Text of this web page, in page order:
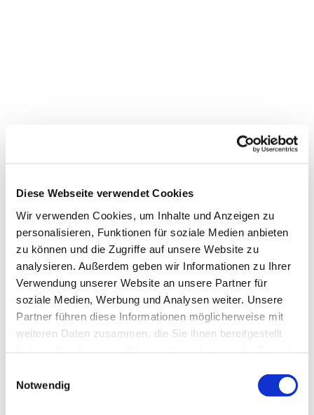
Diese Webseite verwendet Cookies
Wir verwenden Cookies, um Inhalte und Anzeigen zu
personalisieren, Funktionen für soziale Medien anbieten
zu können und die Zugriffe auf unsere Website zu
analysieren. Außerdem geben wir Informationen zu Ihrer
Verwendung unserer Website an unsere Partner für
soziale Medien, Werbung und Analysen weiter. Unsere
Partner führen diese Informationen möglicherweise mit
weiteren Daten zusammen, die Sie ihnen bereitgestellt
Notwendig
Dies könnte Sie auch
interessieren